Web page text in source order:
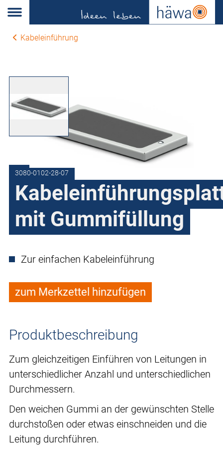
Kabeleinführung
3080-0102-28-07
mit Gummifüllung
Zur einfachen Kabeleinführung
zum Merkzettel hinzufügen
Produktbeschreibung
Zum gleichzeitigen Einführen von Leitungen in
unterschiedlicher Anzahl und unterschiedlichen
Durchmessern.
Den weichen Gummi an der gewünschten Stelle
durchstoßen oder etwas einschneiden und die
Leitung durchführen.